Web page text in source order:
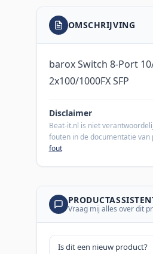
OMSCHRIJVING
barox Switch 8-Port
2x100/1000FX SFP
Disclaimer
Beat-it.nl is niet
fouten in de documentatie van
fout
Vraag mij alles over dit
Is dit een nieuw product?